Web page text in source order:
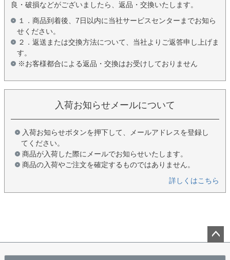
良・破損などがございましたら、返品・交換いたします。
１．商品到着後、7日以内に当社サービスセンターまでお知ら
せください。
２．返送または交換方法について、当社よりご返答申し上げま
す。
※お客様都合による返品・交換はお受けしておりません
入荷お知らせメールについて
入荷お知らせボタンを押下して、メールアドレスを登録し
てください。
商品が入荷した際にメールでお知らせいたします。
商品の入荷やご注文を確定するものではありません。
詳しくはこちら